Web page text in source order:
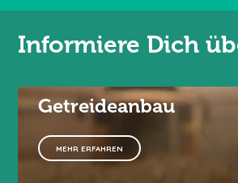
Informiere Dich
Getreideanbau
MEHR ERFAHREN